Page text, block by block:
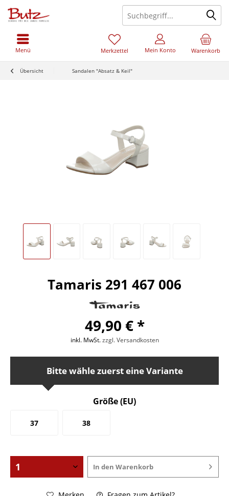
Warenkorb
Merkzettel Mein Konto
Menü
Übersicht Sandalen "Absatz & Keil"
Tamaris 291 467 006
49,90 € *
inkl. MwSt.zzgl. Versandkosten
Bitte wähle zuerst eine Variante
Größe (EU)
37 38
In den Warenkorb